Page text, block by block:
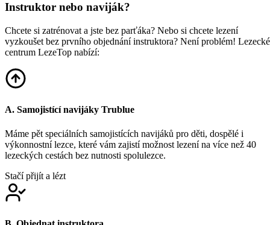
Instruktor nebo naviják?
Chcete si zatrénovat a jste bez parťáka? Nebo si chcete lezení
vyzkoušet bez prvního objednání instruktora? Není problém! Lezecké
centrum LezeTop nabízí:
A. Samojistící navijáky Trublue
Máme pět speciálních samojistících navijáků pro děti, dospělé i
výkonnostní lezce, které vám zajistí možnost lezení na více než 40
lezeckých cestách bez nutnosti spolulezce.
Stačí přijít a lézt